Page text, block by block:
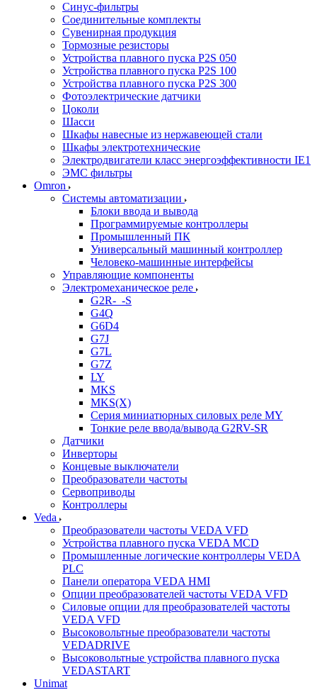
Синус-фильтры
Соединительные комплекты
Сувенирная продукция
Тормозные резисторы
Устройства плавного пуска P2S 050
Устройства плавного пуска P2S 100
Устройства плавного пуска P2S 300
Фотоэлектрические датчики
Цоколи
Шасси
Шкафы навесные из нержавеющей стали
Шкафы электротехнические
Электродвигатели класс энергоэффективности IE1
ЭМС фильтры
Omron
Системы автоматизации
Блоки ввода и вывода
Программируемые контроллеры
Промышленный ПК
Универсальный машинный контроллер
Человеко-машинные интерфейсы
Управляющие компоненты
Электромеханическое реле
G2R-_-S
G4Q
G6D4
G7J
G7L
G7Z
LY
MKS
MKS(X)
Серия миниатюрных силовых реле MY
Тонкие реле ввода/вывода G2RV-SR
Датчики
Инверторы
Концевые выключатели
Преобразователи частоты
Сервоприводы
Контроллеры
Veda
Преобразователи частоты VEDA VFD
Устройства плавного пуска VEDA MCD
Промышленные логические контроллеры VEDA
PLC
Панели оператора VEDA HMI
Опции преобразователей частоты VEDA VFD
Силовые опции для преобразователей частоты
VEDA VFD
Высоковольтные преобразователи частоты
VEDADRIVE
Высоковольтные устройства плавного пуска
VEDASTART
Unimat